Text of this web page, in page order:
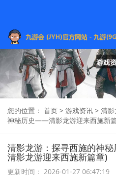
您的位置： 首页 > 游戏资讯 > 清
神秘历史——清影龙游迎来西施新
清影龙游：探寻西施的神
清影龙游迎来西施新篇章)
更新时间： 2026-01-27 06:47:19